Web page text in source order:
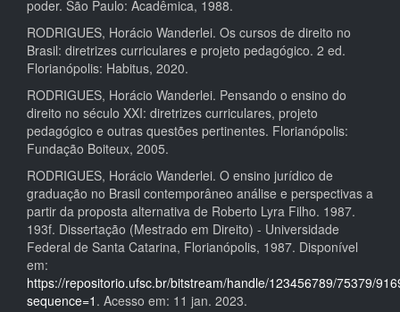
poder. São Paulo: Acadêmica, 1988.
RODRIGUES, Horácio Wanderlei. Os cursos de direito no
Brasil: diretrizes curriculares e projeto pedagógico. 2 ed.
Florianópolis: Habitus, 2020.
RODRIGUES, Horácio Wanderlei. Pensando o ensino do
direito no século XXI: diretrizes curriculares, projeto
pedagógico e outras questões pertinentes. Florianópolis:
Fundação Boiteux, 2005.
RODRIGUES, Horácio Wanderlei. O ensino jurídico de
graduação no Brasil contemporâneo análise e perspectivas a
partir da proposta alternativa de Roberto Lyra Filho. 1987.
193f. Dissertação (Mestrado em Direito) - Universidade
Federal de Santa Catarina, Florianópolis, 1987. Disponível
em:
https://repositorio.ufsc.br/bitstream/handle/123456789/75379/
sequence=1 . Acesso em: 11 jan. 2023.